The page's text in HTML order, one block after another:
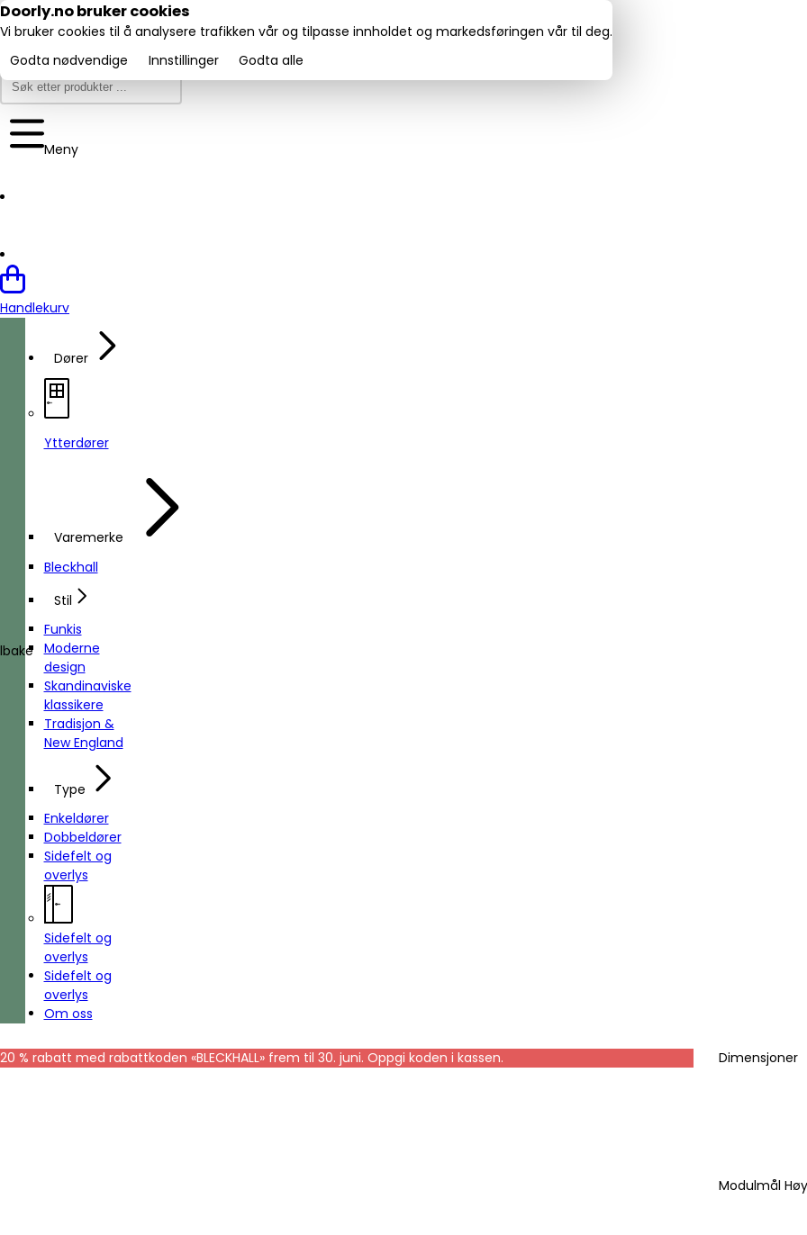
Trustpilot
Utmerket:
4.6/5
Meny
Handlekurv
Dører
Ytterdører
Varemerke
Bleckhall
Stil
Funkis
Moderne
design
Skandinaviske
klassikere
Tradisjon &
New England
Type
Enkeldører
Dobbeldører
Sidefelt og
overlys
Sidefelt og
overlys
Sidefelt og
overlys
Om oss
Doorly.no bruker cookies
Vi bruker cookies til å analysere trafikken vår og tilpasse innholdet og markedsføringen vår til deg.
Godta nødvendige
Innstillinger Godta alle
20 % rabatt med rabattkoden «BLECKHALL» frem til 30. juni. Oppgi koden i kassen. Dimensjoner
Modulmål